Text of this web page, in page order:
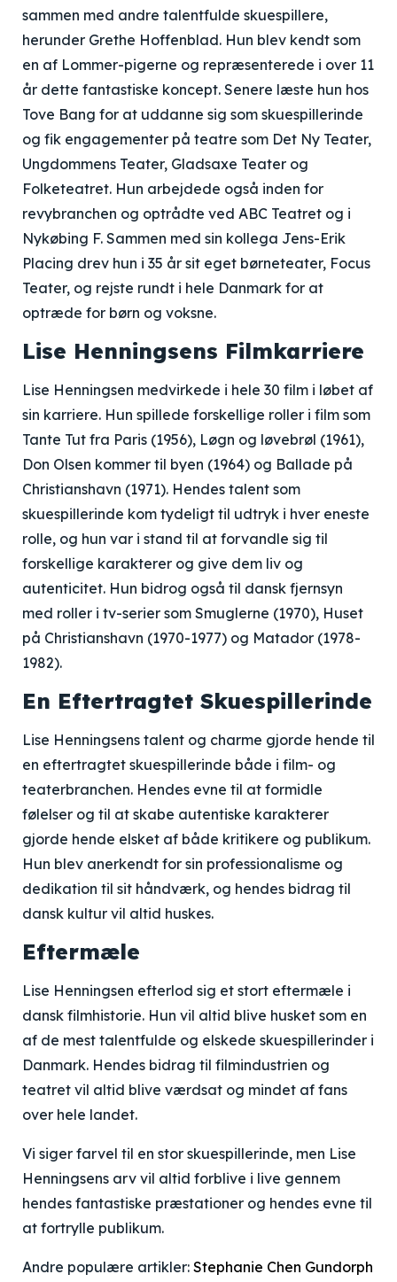
sammen med andre talentfulde skuespillere,
herunder Grethe Hoffenblad. Hun blev kendt som
en af Lommer-pigerne og repræsenterede i over 11
år dette fantastiske koncept. Senere læste hun hos
Tove Bang for at uddanne sig som skuespillerinde
og fik engagementer på teatre som Det Ny Teater,
Ungdommens Teater, Gladsaxe Teater og
Folketeatret. Hun arbejdede også inden for
revybranchen og optrådte ved ABC Teatret og i
Nykøbing F. Sammen med sin kollega Jens-Erik
Placing drev hun i 35 år sit eget børneteater, Focus
Teater, og rejste rundt i hele Danmark for at
optræde for børn og voksne.
Lise Henningsens Filmkarriere
Lise Henningsen medvirkede i hele 30 film i løbet af
sin karriere. Hun spillede forskellige roller i film som
Tante Tut fra Paris (1956), Løgn og løvebrøl (1961),
Don Olsen kommer til byen (1964) og Ballade på
Christianshavn (1971). Hendes talent som
skuespillerinde kom tydeligt til udtryk i hver eneste
rolle, og hun var i stand til at forvandle sig til
forskellige karakterer og give dem liv og
autenticitet. Hun bidrog også til dansk fjernsyn
med roller i tv-serier som Smuglerne (1970), Huset
på Christianshavn (1970-1977) og Matador (1978-
1982).
En Eftertragtet Skuespillerinde
Lise Henningsens talent og charme gjorde hende til
en eftertragtet skuespillerinde både i film- og
teaterbranchen. Hendes evne til at formidle
følelser og til at skabe autentiske karakterer
gjorde hende elsket af både kritikere og publikum.
Hun blev anerkendt for sin professionalisme og
dedikation til sit håndværk, og hendes bidrag til
dansk kultur vil altid huskes.
Eftermæle
Lise Henningsen efterlod sig et stort eftermæle i
dansk filmhistorie. Hun vil altid blive husket som en
af de mest talentfulde og elskede skuespillerinder i
Danmark. Hendes bidrag til filmindustrien og
teatret vil altid blive værdsat og mindet af fans
over hele landet.
Vi siger farvel til en stor skuespillerinde, men Lise
Henningsens arv vil altid forblive i live gennem
hendes fantastiske præstationer og hendes evne til
at fortrylle publikum.
Andre populære artikler: Stephanie Chen Gundorph